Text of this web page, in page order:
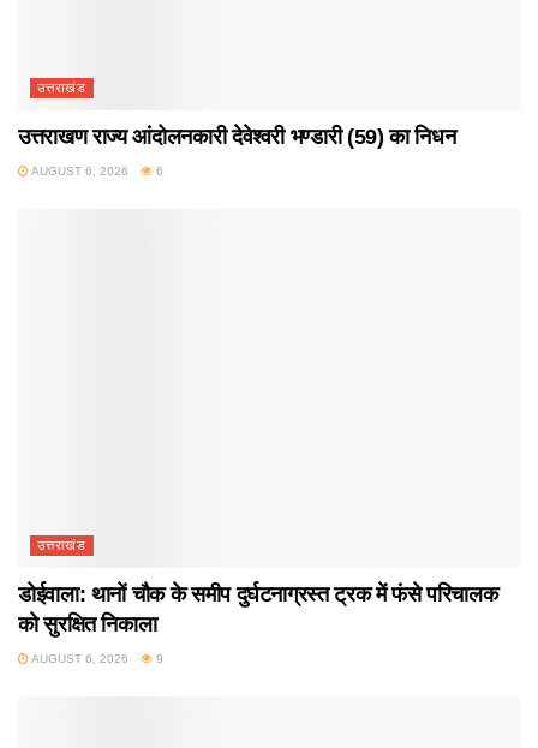
उत्तराखंड
उत्तराखण राज्य आंदोलनकारी देवेश्वरी भण्डारी (59) का निधन
AUGUST 6, 2026 6
उत्तराखंड
डोईवाला: थानों चौक के समीप दुर्घटनाग्रस्त ट्रक में फंसे परिचालक
को सुरक्षित निकाला
AUGUST 6, 2026 9